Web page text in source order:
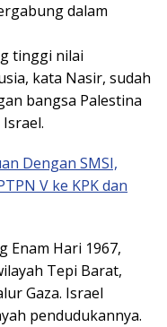
dalam
tinggi nilai
kata Nasir, sudah
bangsa Palestina
Dengan SMSI,
V ke KPK dan
Enam Hari 1967,
Tepi Barat,
Gaza. Israel
pendudukannya.